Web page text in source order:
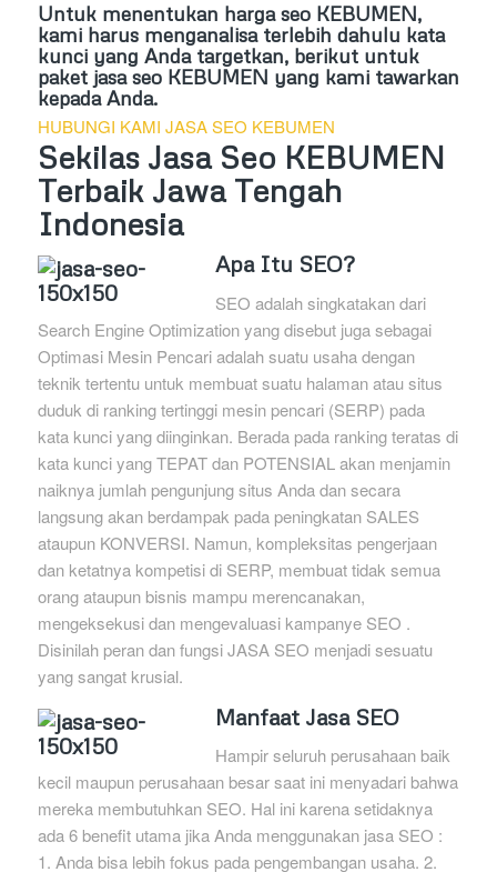
Untuk menentukan harga seo KEBUMEN,
kami harus menganalisa terlebih dahulu kata
kunci yang Anda targetkan, berikut untuk
paket jasa seo KEBUMEN yang kami tawarkan
kepada Anda.
HUBUNGI KAMI JASA SEO KEBUMEN
Sekilas Jasa Seo KEBUMEN
Terbaik Jawa Tengah
Indonesia
Apa Itu SEO?
SEO adalah singkatakan dari
Search Engine Optimization yang disebut juga sebagai
Optimasi Mesin Pencari adalah suatu usaha dengan
teknik tertentu untuk membuat suatu halaman atau situs
duduk di ranking tertinggi mesin pencari (SERP) pada
kata kunci yang diinginkan. Berada pada ranking teratas di
kata kunci yang TEPAT dan POTENSIAL akan menjamin
naiknya jumlah pengunjung situs Anda dan secara
langsung akan berdampak pada peningkatan SALES
ataupun KONVERSI. Namun, kompleksitas pengerjaan
dan ketatnya kompetisi di SERP, membuat tidak semua
orang ataupun bisnis mampu merencanakan,
mengeksekusi dan mengevaluasi kampanye SEO .
Disinilah peran dan fungsi JASA SEO menjadi sesuatu
yang sangat krusial.
Manfaat Jasa SEO
Hampir seluruh perusahaan baik
kecil maupun perusahaan besar saat ini menyadari bahwa
mereka membutuhkan SEO. Hal ini karena setidaknya
ada 6 benefit utama jika Anda menggunakan jasa SEO :
1. Anda bisa lebih fokus pada pengembangan usaha. 2.